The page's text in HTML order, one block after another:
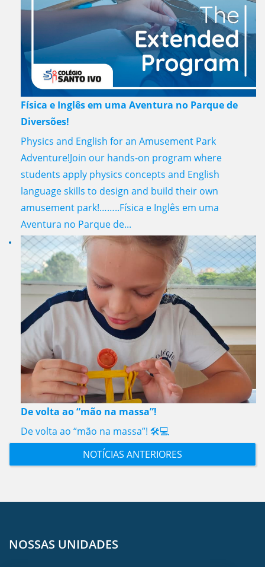
Física e Inglês em uma Aventura no Parque de
Diversões!
Physics and English for an Amusement Park
Adventure!Join our hands-on program where
students apply physics concepts and English
language skills to design and build their own
amusement park!……..Física e Inglês em uma
Aventura no Parque de...
De volta ao “mão na massa”!
De volta ao “mão na massa”! 🛠️💻
NOTÍCIAS ANTERIORES
NOSSAS UNIDADES